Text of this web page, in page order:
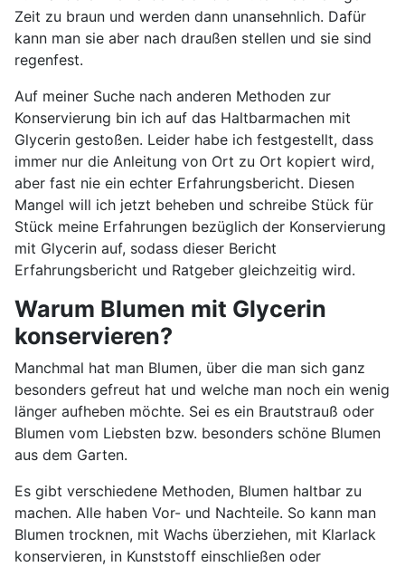
Zeit zu braun und werden dann unansehnlich. Dafür
kann man sie aber nach draußen stellen und sie sind
regenfest.
Auf meiner Suche nach anderen Methoden zur
Konservierung bin ich auf das Haltbarmachen mit
Glycerin gestoßen. Leider habe ich festgestellt, dass
immer nur die Anleitung von Ort zu Ort kopiert wird,
aber fast nie ein echter Erfahrungsbericht. Diesen
Mangel will ich jetzt beheben und schreibe Stück für
Stück meine Erfahrungen bezüglich der Konservierung
mit Glycerin auf, sodass dieser Bericht
Erfahrungsbericht und Ratgeber gleichzeitig wird.
Warum Blumen mit Glycerin
konservieren?
Manchmal hat man Blumen, über die man sich ganz
besonders gefreut hat und welche man noch ein wenig
länger aufheben möchte. Sei es ein Brautstrauß oder
Blumen vom Liebsten bzw. besonders schöne Blumen
aus dem Garten.
Es gibt verschiedene Methoden, Blumen haltbar zu
machen. Alle haben Vor- und Nachteile. So kann man
Blumen trocknen, mit Wachs überziehen, mit Klarlack
konservieren, in Kunststoff einschließen oder